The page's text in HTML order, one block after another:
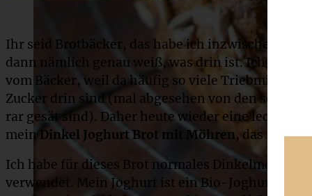
Ihr seid Brotbäcker, das habe ich inzwischen
dann nämlich genau weiß, was drin ist. Ich kaufe
vom Bäcker, weil da häufig so viele Triebmittel,
Zucker drin sind (mal abgesehen von den sehr
rar gesät sind). Daher heute wieder eine leckere
mein Dinkel Joghurt Brot mit Möhren, das ist
Ich habe für dieses Brot normales Dinkelmehl
verwendet. Mein Joghurt ist ein Bio-Joghurt mit